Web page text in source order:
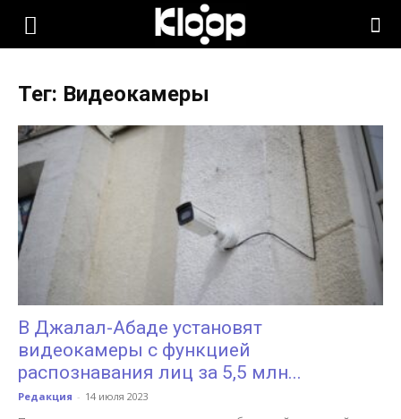
KLOOP.KG
Новости
Кыргызстана
Тег: Видеокамеры
В Джалал-Абаде установят
видеокамеры с функцией
распознавания лиц за 5,5 млн...
Редакция - 14 июля 2023